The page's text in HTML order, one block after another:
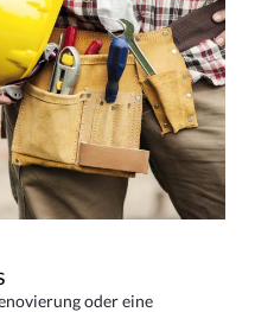
oder eine